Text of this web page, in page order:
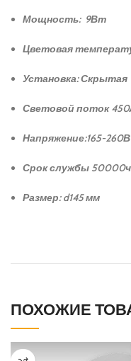
Мощность: 9Вт
Цветовая
Установка: Скрытая
Световой поток
Напряжение:165-260В
Срок службы 50000ч
Размер: d145 мм
ПОХОЖИЕ